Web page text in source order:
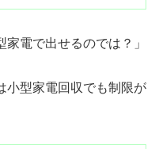
電で出せるのでは？」
小型家電回収でも制限が